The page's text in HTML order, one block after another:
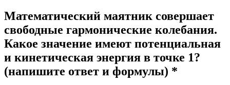
Математический маятник совершает
свободные гармонические колебания.
Какое значение имеют потенциальная
и кинетическая энергия в точке 1?
(напишите ответ и формулы) *​